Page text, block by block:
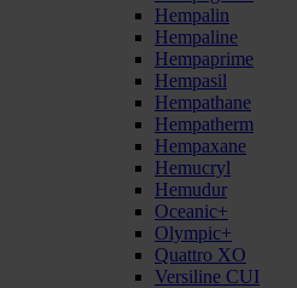
Hempalin
Hempaline
Hempaprime
Hempasil
Hempathane
Hempatherm
Hempaxane
Hemucryl
Hemudur
Oceanic+
Olympic+
Quattro XO
Versiline CUI